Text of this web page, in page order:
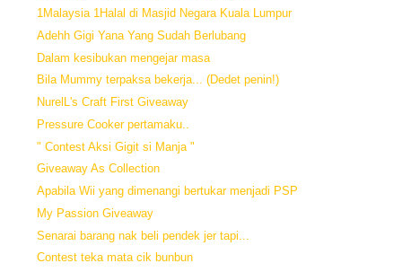
1Malaysia 1Halal di Masjid Negara Kuala Lumpur
Adehh Gigi Yana Yang Sudah Berlubang
Dalam kesibukan mengejar masa
Bila Mummy terpaksa bekerja... (Dedet penin!)
NurelL's Craft First Giveaway
Pressure Cooker pertamaku..
" Contest Aksi Gigit si Manja "
Giveaway As Collection
Apabila Wii yang dimenangi bertukar menjadi PSP
My Passion Giveaway
Senarai barang nak beli pendek jer tapi...
Contest teka mata cik bunbun